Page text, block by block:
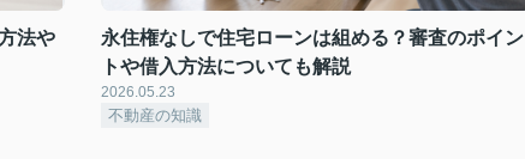
法や
永住権なしで住宅ローンは組める？審査のポイン
トや借入方法についても解説
2026.05.23
不動産の知識